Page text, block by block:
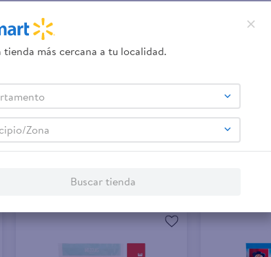
tienda más cercana a tu localidad.
Zona
Buscar tienda